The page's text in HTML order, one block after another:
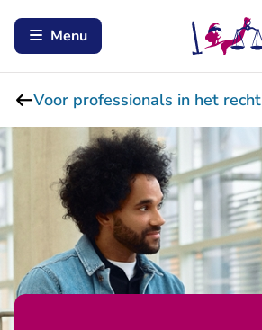
Menu
Voor professionals in het recht